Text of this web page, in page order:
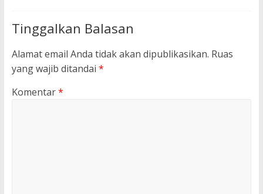
Tinggalkan Balasan
Alamat email Anda tidak akan dipublikasikan. Ruas
yang wajib ditandai *
Komentar*